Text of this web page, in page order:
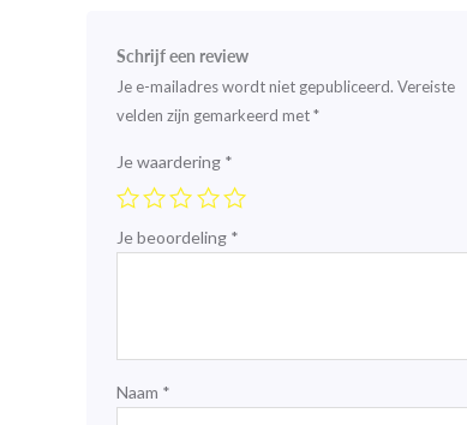
Schrijf een review
Je e-mailadres wordt niet gepubliceerd. Vereiste
velden zijn gemarkeerd met*
Je waardering *
Je beoordeling *
Naam *